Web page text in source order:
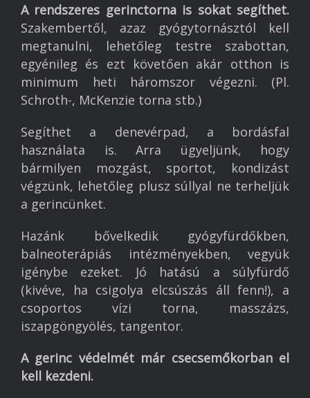
A rendszeres gerinctorna is sokat segíthet.
Szakembertől, azaz gyógytornásztól kell
megtanulni, lehetőleg testre szabottan,
egyénileg és ezt követően akár otthon is
minimum heti háromszor végezni. (Pl.
Schroth-, McKenzie torna stb.)
Segíthet a denevérpad, a bordásfal
használata is. Arra ügyeljünk, hogy
bármilyen mozgást, sportot, kondizást
végzünk, lehetőleg plusz súllyal ne terheljük
a gerincünket.
Hazánk bővelkedik gyógyfürdőkben,
balneoterápiás intézményekben, vegyük
igénybe ezeket. Jó hatású a súlyfürdő
(kivéve, ha csigolya elcsúszás áll fenn!), a
csoportos vízi torna, masszázs,
iszapgöngyölés, tangentor.
A gerinc védelmét már csecsemőkorban el
kell kezdeni.